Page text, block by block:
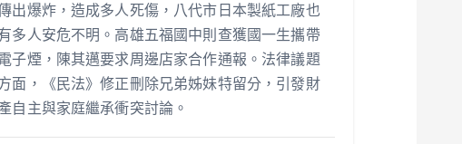
出爆炸，造成多人死傷，八代市日本製紙工廠也
多人安危不明。高雄五福國中則查獲國一生攜帶
子煙，陳其邁要求周邊店家合作通報。法律議題
面，《民法》修正刪除兄弟姊妹特留分，引發財
自主與家庭繼承衝突討論。